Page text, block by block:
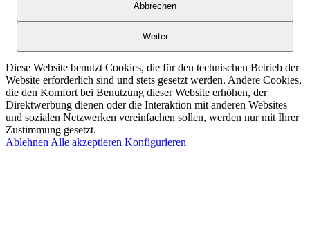
Abbrechen
Weiter
Diese Website benutzt Cookies, die für den technischen Betrieb der
Website erforderlich sind und stets gesetzt werden. Andere Cookies,
die den Komfort bei Benutzung dieser Website erhöhen, der
Direktwerbung dienen oder die Interaktion mit anderen Websites
und sozialen Netzwerken vereinfachen sollen, werden nur mit Ihrer
Zustimmung gesetzt.
Ablehnen Alle akzeptieren Konfigurieren